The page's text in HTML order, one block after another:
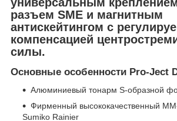
разъем SME и магнитным
антискейтингом с
компенсацией
силы.
Основные особенности Pro-Ject
Алюминиевый тонарм S-образной
Фирменный высококачественный
Sumiko Rainier